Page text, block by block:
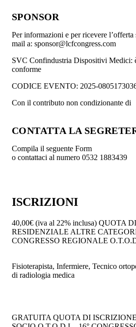
SPONSOR
Per informazioni e per ricevere l’offerta
mail a: sponsor@lcfcongress.com
SVC Confindustria Dispositivi Medici:
conforme
CODICE EVENTO: 2025-
Con il contributo non condizionante di
CONTATTA LA
Compila il seguente Form
o contattaci al numero 0532 1883439
ISCRIZIONI
40,00€ (iva al 22% inclusa) QUOTA
RESIDENZIALE ALTRE
CONGRESSO REGIONALE
Fisioterapista, Infermiere, Tecnico
di radiologia medica
GRATUITA QUOTA DI